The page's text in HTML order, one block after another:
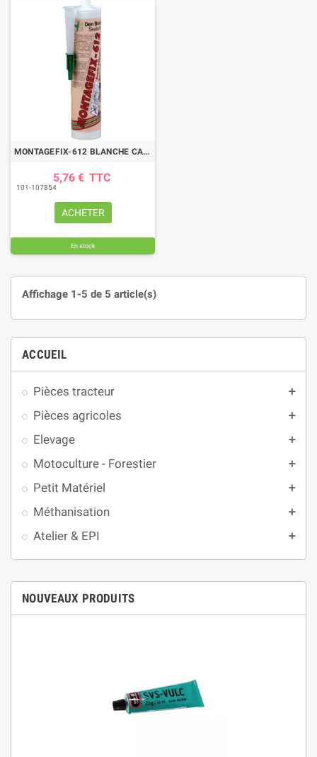
ACCUEIL
Pièces tracteur add
Pièces agricoles add
Elevage add
Motoculture - Forestier add
Petit Matériel add
Méthanisation add
Atelier & EPI add
NOUVEAUX PRODUITS
MONTAGEFIX-612 BLANCHE CARTOUCHE 300ML
5,76 € TTC
101-107854
ACHETER
En stock
Affichage 1-5 de 5 article(s)